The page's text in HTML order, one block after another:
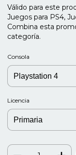
Válido para este
Juegos para PS4,
Combina esta
categoría.
Consola
Licencia